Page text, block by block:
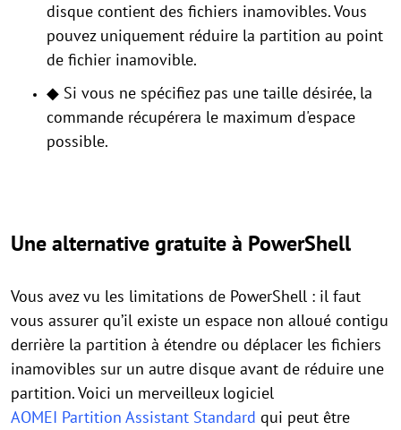
disque contient des fichiers inamovibles. Vous
pouvez uniquement réduire la partition au point
de fichier inamovible.
◆ Si vous ne spécifiez pas une taille désirée, la
commande récupérera le maximum d'espace
possible.
Une alternative gratuite à PowerShell
Vous avez vu les limitations de PowerShell : il faut
vous assurer qu’il existe un espace non alloué contigu
derrière la partition à étendre ou déplacer les fichiers
inamovibles sur un autre disque avant de réduire une
partition. Voici un merveilleux logiciel
AOMEI Partition Assistant Standard qui peut être